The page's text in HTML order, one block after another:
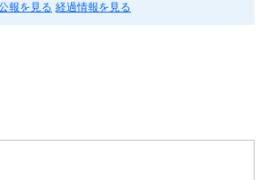
報を見る 経過情報を見る